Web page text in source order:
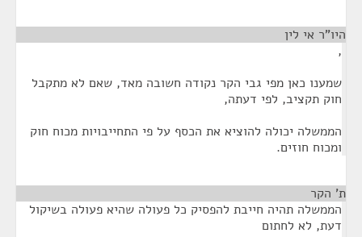
היו"ר אי לין
,
שמענו כאן מפי גבי הקר נקודה חשובה מאד, שאם לא מתקבל
חוק תקציב, לפי דעתה,
הממשלה יכולה להוציא את הכסף על פי התחייבויות מכוח חוק
ומכוח חוזים.
ת' הקר
הממשלה תהיה חייבת להפסיק כל פעולה שהיא פעולה בשיקול
דעת, לא לחתום